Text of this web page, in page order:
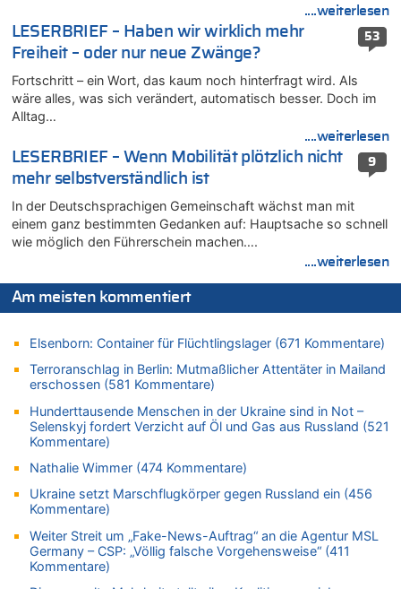
Wasserstand des Rheins in NRW so niedrig wie noch nie
07.08.2026 - 10:29 von Soso zu
Aachen ab 11. August wieder Mekka des Pferdesports –
07.08.2026 - 10:23 von Opa zu
In Belgien missachten zwei von drei Autofahrern das
07.08.2026 - 10:05 von Ostbelgien Direkt zu
Soll Belgien Tempolimit auf Autobahnen erhöhen? – In
07.08.2026 - 10:05 von N. A. Klar zu
In Belgien missachten zwei von drei Autofahrern das
Tempolimit in 30er-Zonen – Untersuchung von Vias
Das 44. Tirolerfest in Eupen in Bildern [Fotogalerie]
07.08.2026 - 09:18 von Noppi zu
AS Eupen: „Keiner weiß, wohin die Reise geht…“
Zweite Hitzewelle in diesem Sommer ist jetzt amtlich
07.08.2026 - 01:12 von WK zu
Warum die Waldbrände in Frankreich und Spanien Rekorde
brechen [Fragen & Antworten]
07.08.2026 - 01:03 von Hugo Egon Bernhard von Sinnen zu
07.08.2026 - 00:50 von WK zu
07.08.2026 - 00:06 von 5/11 zu
Mehrere Menschen in Londons City niedergestochen
....weiterlesen
53
LESERBRIEF – Haben wir wirklich mehr
Freiheit – oder nur neue Zwänge?
Fortschritt – ein Wort, das kaum noch hinterfragt wird. Als
wäre alles, was sich verändert, automatisch besser. Doch im
Alltag…
....weiterlesen
9
LESERBRIEF – Wenn Mobilität plötzlich nicht
mehr selbstverständlich ist
In der Deutschsprachigen Gemeinschaft wächst man mit
einem ganz bestimmten Gedanken auf: Hauptsache so schnell
wie möglich den Führerschein machen….
....weiterlesen
Am meisten kommentiert
Elsenborn: Container für Flüchtlingslager (671 Kommentare)
Terroranschlag in Berlin: Mutmaßlicher Attentäter in Mailand
erschossen (581 Kommentare)
Hunderttausende Menschen in der Ukraine sind in Not –
Selenskyj fordert Verzicht auf Öl und Gas aus Russland (521
Kommentare)
Nathalie Wimmer (474 Kommentare)
Ukraine setzt Marschflugkörper gegen Russland ein (456
Kommentare)
Weiter Streit um „Fake-News-Auftrag“ an die Agentur MSL
Germany – CSP: „Völlig falsche Vorgehensweise“ (411
Kommentare)